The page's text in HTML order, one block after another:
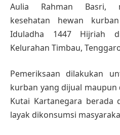
Aulia Rahman Basri,
kesehatan hewan
Iduladha 1447 Hijriah
Kelurahan Timbau,
Pemeriksaan dilakukan
kurban yang dijual
Kutai Kartanegara berada
layak dikonsumsi